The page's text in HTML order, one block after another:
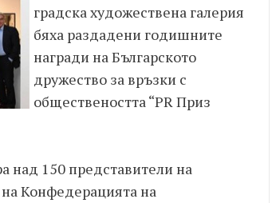
градска художествена галерия
бяха раздадени годишните
награди на Българското
дружество за връзки с
обществеността “PR Приз
над 150 представители на
Конфедерацията на